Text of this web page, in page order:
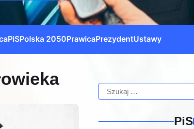
PiSPolska 2050PrawicaPrezydentUstawy
PiS